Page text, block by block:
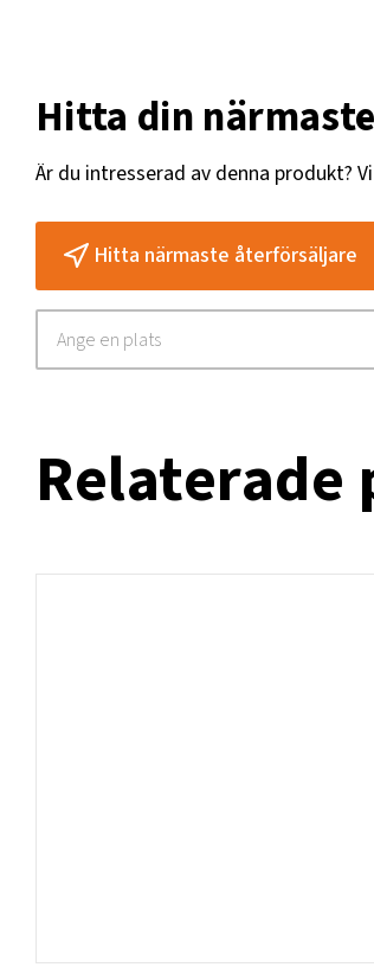
Hitta din
Är du intresserad av denna produkt?
Hitta närmaste återförsäljare